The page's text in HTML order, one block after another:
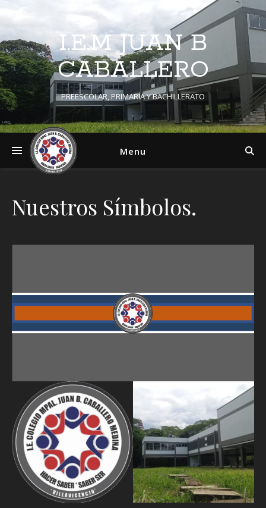
I.E.M JUAN B
CABALLERO
PREESCOLAR, PRIMARIA Y BACHILLERATO
Menu
Nuestros Símbolos.